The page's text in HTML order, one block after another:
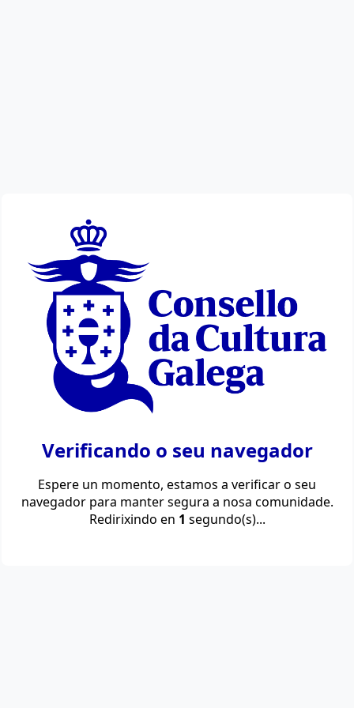
Verificando o seu navegador
Espere un momento, estamos a verificar o seu
navegador para manter segura a nosa comunidade.
Redirixindo en 1 segundo(s)...